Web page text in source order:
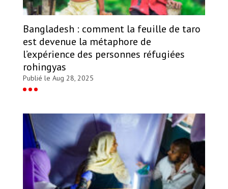
Bangladesh : comment la feuille de taro
est devenue la métaphore de
l’expérience des personnes réfugiées
rohingyas
Publié le Aug 28, 2025